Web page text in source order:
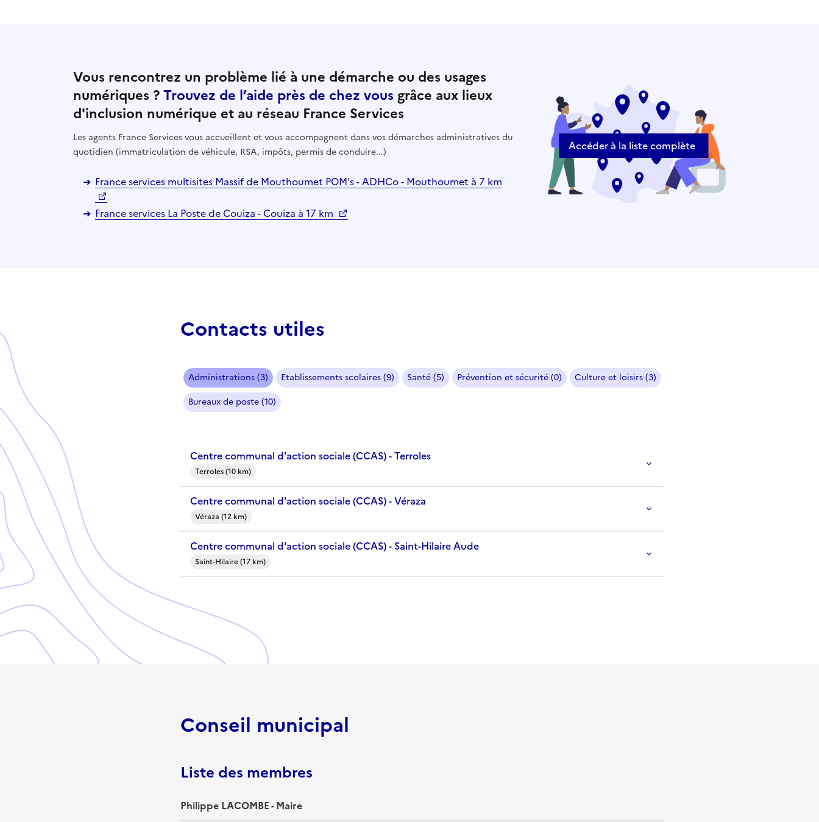
Vous rencontrez un problème lié à une démarche ou des usages
numériques ?Trouvez de l’aide près de chez vous grâce aux lieux
d'inclusion numérique et au réseau France Services
Les agents France Services vous accueillent et vous accompagnent dans vos démarches administratives du
quotidien (immatriculation de véhicule, RSA, impôts, permis de conduire...)
France services multisites Massif de Mouthoumet POM's - ADHCo - Mouthoumet à 7 km
France services La Poste de Couiza - Couiza à 17 km
Accéder à la liste complète
Contacts utiles
Administrations (3) Etablissements scolaires (9) Santé (5) Prévention et sécurité (0)
Culture et loisirs (3)
Bureaux de poste (10)
Centre communal d'action sociale (CCAS) - Terroles
Terroles (10 km)
Centre communal d'action sociale (CCAS) - Véraza
Véraza (12 km)
Centre communal d'action sociale (CCAS) - Saint-Hilaire Aude
Saint-Hilaire (17 km)
Conseil municipal
Liste des membres
Philippe LACOMBE - Maire